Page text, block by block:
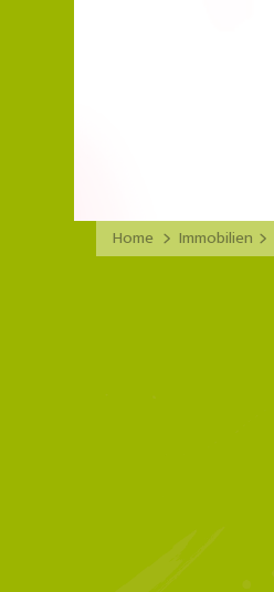
Home Immobilien